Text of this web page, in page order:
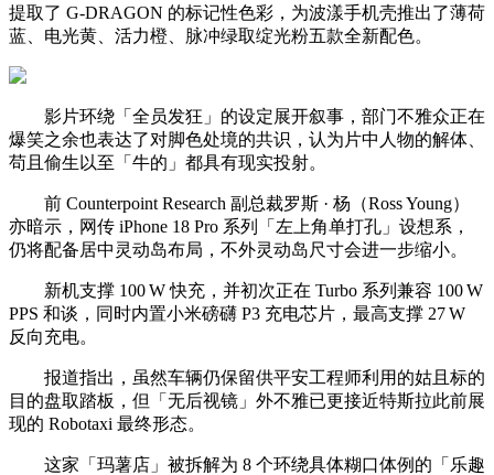
提取了 G-DRAGON 的标记性色彩，为波漾手机壳推出了薄荷
蓝、电光黄、活力橙、脉冲绿取绽光粉五款全新配色。
影片环绕「全员发狂」的设定展开叙事，部门不雅众正在
爆笑之余也表达了对脚色处境的共识，认为片中人物的解体、
苟且偷生以至「牛的」都具有现实投射。
前 Counterpoint Research 副总裁罗斯 · 杨（Ross Young）
亦暗示，网传 iPhone 18 Pro 系列「左上角单打孔」设想系，
仍将配备居中灵动岛布局，不外灵动岛尺寸会进一步缩小。
新机支撑 100 W 快充，并初次正在 Turbo 系列兼容 100 W
PPS 和谈，同时内置小米磅礴 P3 充电芯片，最高支撑 27 W
反向充电。
报道指出，虽然车辆仍保留供平安工程师利用的姑且标的
目的盘取踏板，但「无后视镜」外不雅已更接近特斯拉此前展
现的 Robotaxi 最终形态。
这家「玛薯店」被拆解为 8 个环绕具体糊口体例的「乐趣